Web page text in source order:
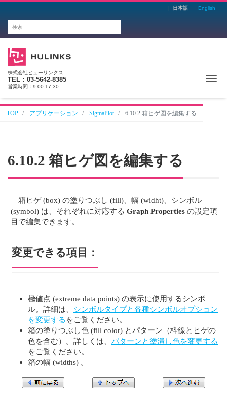
日本語 English
株式会社ヒューリンクス
TEL：03-5642-8385
営業時間：9:00-17:30
TOP アプリケーション SigmaPlot 6.10.2 箱ヒゲ図を編集する
6.10.2 箱ヒゲ図を編集する
箱ヒゲ (box) の塗りつぶし (fill)、幅 (widht)、シンボル
(symbol) は、それぞれに対応するGraph Properties の設定項
目で編集できます。
変更できる項目：
極値点 (extreme data points) の表示に使用するシンボ
ル。詳細は、 シンボルタイプと各種シンボルオプション
を変更する をご覧ください。
箱の塗りつぶし色 (fill color) とパターン（枠線とヒゲの
色を含む）。詳しくは、 パターンと塗潰し色を変更する
をご覧ください。
箱の幅 (widths) 。